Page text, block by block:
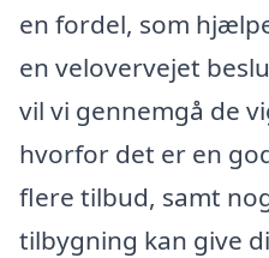
en fordel, som
en velovervejet
vil vi gennemgå de
hvorfor det er en
flere tilbud, samt
tilbygning kan give